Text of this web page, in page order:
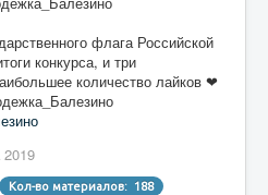
флага Российской
конкурса, и три
количество лайков ❤
2019
Кол-во материалов: 188